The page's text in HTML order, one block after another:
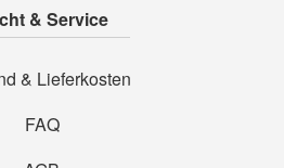
& Service
& Lieferkosten
FAQ